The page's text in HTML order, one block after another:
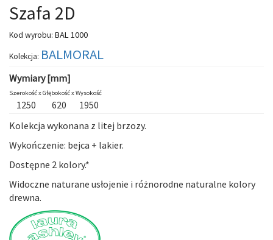
Szafa 2D
Kod wyrobu: BAL 1000
Kolekcja: BALMORAL
Wymiary [mm]
Szerokość xGłębokość xWysokość
1250 620
1950
Kolekcja wykonana z litej brzozy.
Wykończenie: bejca + lakier.
Dostępne 2 kolory.*
Widoczne naturane usłojenie i różnorodne naturalne kolory
drewna.